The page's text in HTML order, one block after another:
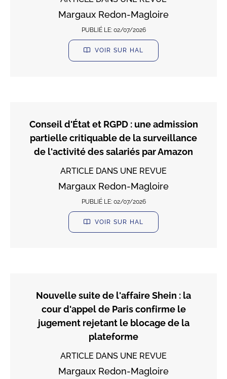
Margaux Redon-Magloire
PUBLIÉ LE: 02/07/2026
VOIR SUR HAL
Conseil d'État et RGPD : une admission
partielle critiquable de la surveillance
de l'activité des salariés par Amazon
ARTICLE DANS UNE REVUE
Margaux Redon-Magloire
PUBLIÉ LE: 02/07/2026
VOIR SUR HAL
Nouvelle suite de l'affaire Shein : la
cour d'appel de Paris confirme le
jugement rejetant le blocage de la
plateforme
ARTICLE DANS UNE REVUE
Margaux Redon-Magloire